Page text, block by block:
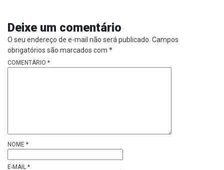
Deixe um comentário
O seu endereço de e-mail não será publicado. Campos
obrigatórios são marcados com *
COMENTÁRIO *
NOME *
E-MAIL *